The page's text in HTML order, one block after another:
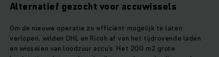
Alternatief gezocht voor accuwissels
Om de nieuwe operatie zo efficiënt mogelijk te laten
verlopen, wilden DHL en Ricoh af van het tijdrovende laden
en wisselen van loodzuur accu’s. Het 200 m2 grote